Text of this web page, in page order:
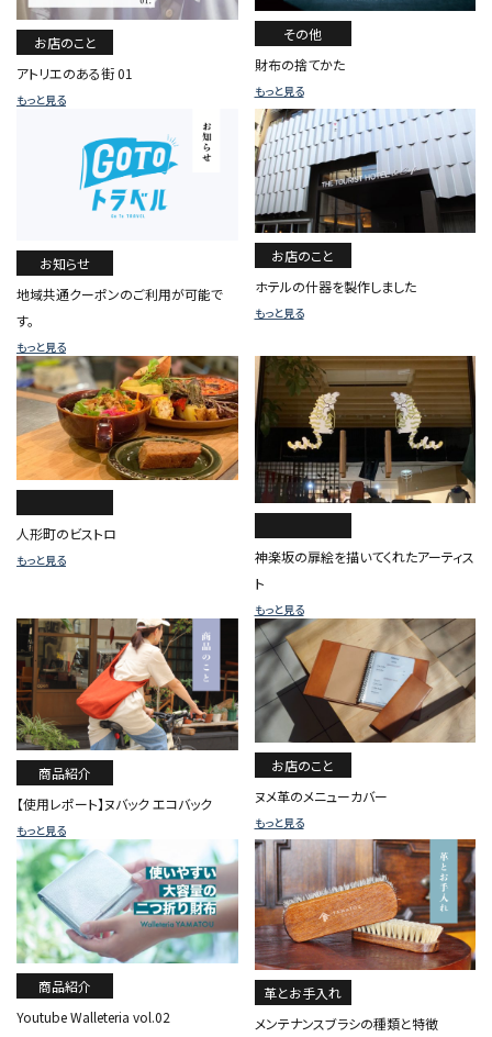
お店のこと
アトリエのある街 01
もっと見る
その他
財布の捨てかた
もっと見る
お知らせ
地域共通クーポンのご利用が可能で
す。
もっと見る
お店のこと
ホテルの什器を製作しました
もっと見る
人形町のビストロ
もっと見る
神楽坂の扉絵を描いてくれたアーティス
ト
もっと見る
商品紹介
【使用レポート】ヌバック エコバック
もっと見る
お店のこと
ヌメ革のメニューカバー
もっと見る
商品紹介
Youtube Walleteria vol.02
革とお手入れ
メンテナンスブラシの種類と特徴